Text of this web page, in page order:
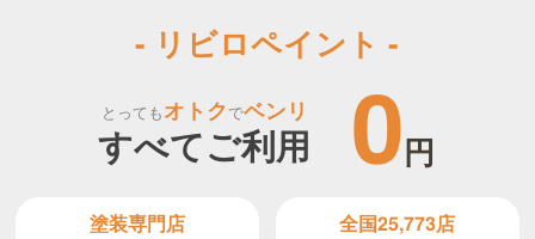
- リビロペイント -
とってもオトクでベンリ
すべてご利用 0円
塗装専門店 全国25,773店